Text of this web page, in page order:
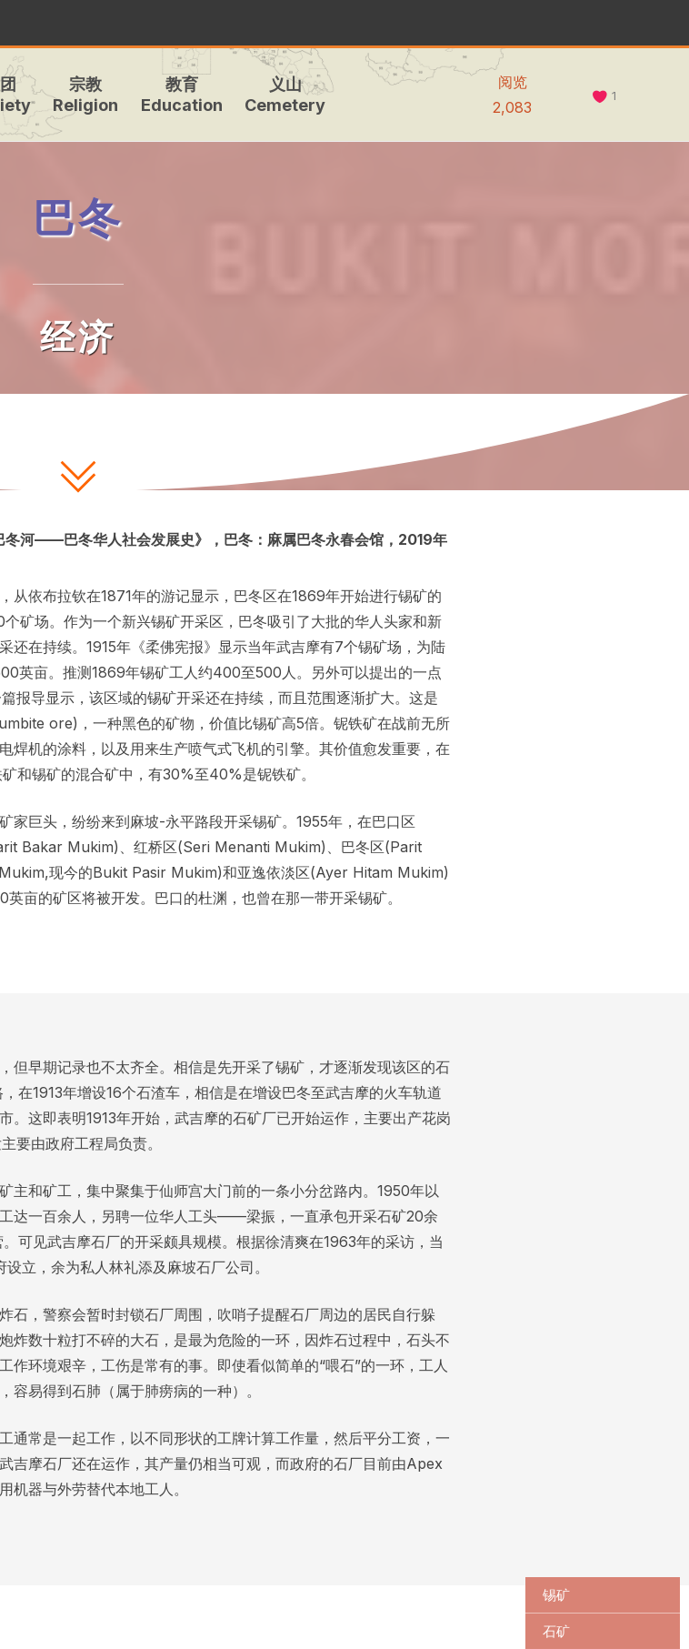
宗教
Religion
教育
Education
义山
Cemetery
阅览
2,083
1
巴冬
经济
锡矿
石矿
冬河——巴冬华人社会发展史》，巴冬：麻属巴冬永春会馆，2019年
从依布拉钦在1871年的游记显示，巴冬区在1869年开始进行锡矿的
矿场。作为一个新兴锡矿开采区，巴冬吸引了大批的华人头家和新
还在持续。1915年《柔佛宪报》显示当年武吉摩有7个锡矿场，为陆
英亩。推测1869年锡矿工人约400至500人。另外可以提出的一点
报导显示，该区域的锡矿开采还在持续，而且范围逐渐扩大。这是
ore)，一种黑色的矿物，价值比锡矿高5倍。铌铁矿在战前无所
焊机的涂料，以及用来生产喷气式飞机的引擎。其价值愈发重要，在
和锡矿的混合矿中，有30%至40%是铌铁矿。
家巨头，纷纷来到麻坡-永平路段开采锡矿。1955年，在巴口区
Bakar Mukim)、红桥区(Seri Menanti Mukim)、巴冬区(Parit
现今的Bukit Pasir Mukim)和亚逸依淡区(Ayer Hitam Mukim)
亩的矿区将被开发。巴口的杜渊，也曾在那一带开采锡矿。
但早期记录也不太齐全。相信是先开采了锡矿，才逐渐发现该区的石
在1913年增设16个石渣车，相信是在增设巴冬至武吉摩的火车轨道
。这即表明1913年开始，武吉摩的石矿厂已开始运作，主要出产花岗
要由政府工程局负责。
主和矿工，集中聚集于仙师宫大门前的一条小分岔路内。1950年以
达一百余人，另聘一位华人工头——梁振，一直承包开采石矿20余
可见武吉摩石厂的开采颇具规模。根据徐清爽在1963年的采访，当
立，余为私人林礼添及麻坡石厂公司。
石，警察会暂时封锁石厂周围，吹哨子提醒石厂周边的居民自行躲
炸数十粒打不碎的大石，是最为危险的一环，因炸石过程中，石头不
作环境艰辛，工伤是常有的事。即使看似简单的“喂石”的一环，工人
容易得到石肺（属于肺痨病的一种）。
通常是一起工作，以不同形状的工牌计算工作量，然后平分工资，一
吉摩石厂还在运作，其产量仍相当可观，而政府的石厂目前由Apex
器与外劳替代本地工人。